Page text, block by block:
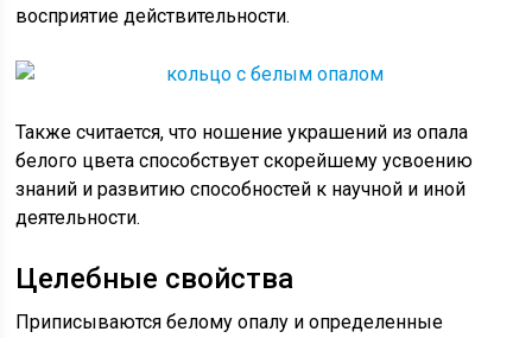
восприятие действительности.
Также считается, что ношение украшений из опала
белого цвета способствует скорейшему усвоению
знаний и развитию способностей к научной и иной
деятельности.
Целебные свойства
Приписываются белому опалу и определенные